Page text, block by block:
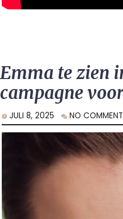
Emma te zien
campagne
JULI 8, 2025 NO COMMENT